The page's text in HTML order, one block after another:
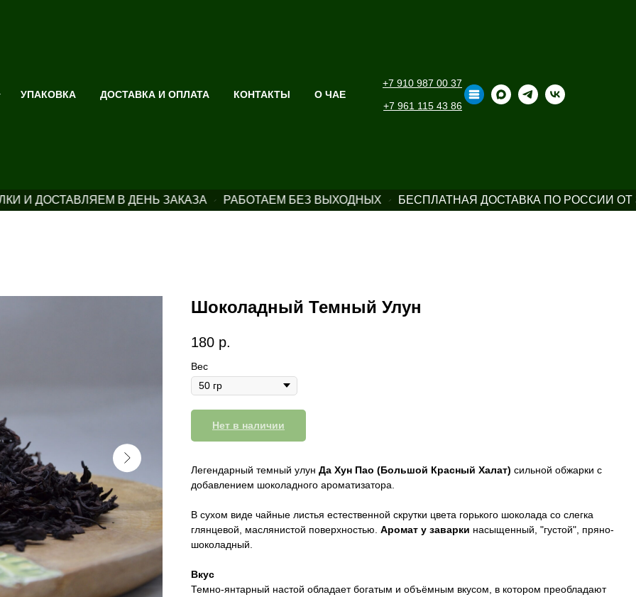
УПАКОВКА ДОСТАВКА И ОПЛАТА КОНТАКТЫ О ЧАЕ
+7 910 987 00 37
+7 961 115 43 86
И ДОСТАВЛЯЕМ В ДЕНЬ ЗАКАЗА РАБОТАЕМ БЕЗ ВЫХОДНЫХ БЕСПЛАТНАЯ ДОСТАВКА ПО РОССИИ ОТ
Шоколадный Темный Улун
180 р.
Вес
Нет в наличии
Легендарный темный улун Да Хун Пао (Большой Красный Халат) сильной обжарки с
добавлением шоколадного ароматизатора.
В сухом виде чайные листья естественной скрутки цвета горького шоколада со слегка
глянцевой, маслянистой поверхностью. Аромат у заварки насыщенный, "густой", пряно-
шоколадный.
Вкус
Темно-янтарный настой обладает богатым и объёмным вкусом, в котором преобладают